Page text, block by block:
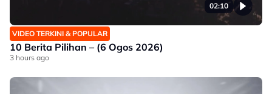
02:10
VIDEO TERKINI & POPULAR
10 Berita Pilihan – (6 Ogos 2026)
3 hours ago